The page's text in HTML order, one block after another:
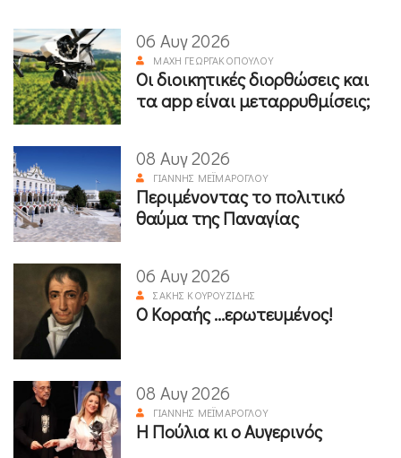
06 Αυγ 2026
ΜΆΧΗ ΓΕΩΡΓΑΚΟΠΟΎΛΟΥ
Οι διοικητικές διορθώσεις και
τα app είναι μεταρρυθμίσεις;
08 Αυγ 2026
ΓΙΆΝΝΗΣ ΜΕΪΜΆΡΟΓΛΟΥ
Περιμένοντας το πολιτικό
θαύμα της Παναγίας
06 Αυγ 2026
ΣΆΚΗΣ ΚΟΥΡΟΥΖΊΔΗΣ
Ο Κοραής ...ερωτευμένος!
08 Αυγ 2026
ΓΙΆΝΝΗΣ ΜΕΪΜΆΡΟΓΛΟΥ
Η Πούλια κι ο Αυγερινός